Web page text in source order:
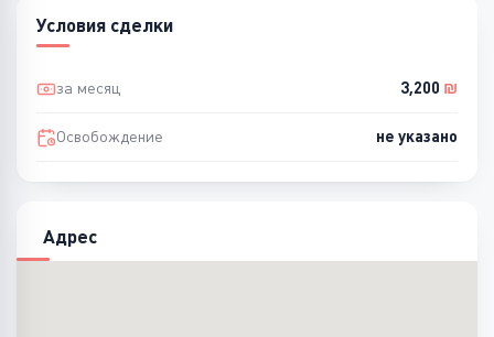
Условия сделки
за месяц 3,200 ₪
Освобождение не указано
Адрес